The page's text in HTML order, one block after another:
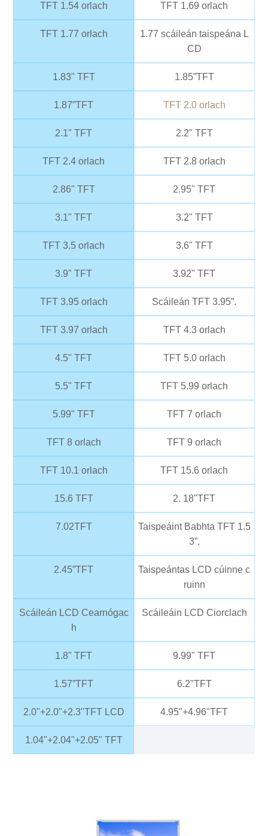
TFT 1.54 orlach TFT 1.69 orlach
TFT 1.77 orlach
1.77 scáileán taispeána L
CD
1.83" TFT 1.85”TFT
1.87”TFT TFT 2.0 orlach
2.1" TFT 2.2" TFT
TFT 2.4 orlach TFT 2.8 orlach
2.86" TFT 2.95" TFT
3.1" TFT 3.2" TFT
TFT 3.5 orlach 3.6" TFT
3.9" TFT 3.92" TFT
TFT 3.95 orlach Scáileán TFT 3.95”.
TFT 3.97 orlach TFT 4.3 orlach
4.5" TFT TFT 5.0 orlach
5.5" TFT TFT 5.99 orlach
5.99" TFT TFT 7 orlach
TFT 8 orlach TFT 9 orlach
TFT 10.1 orlach TFT 15.6 orlach
15.6 TFT 2. 18"TFT
7.02TFT
Taispeáint Babhta TFT 1.5
3”.
2.45”TFT
Taispeántas LCD cúinne c
ruinn
Scáileán LCD Cearnógac
h
Scáileáin LCD Ciorclach
1.8" TFT 9.99" TFT
1.57”TFT 6.2"TFT
2.0"+2.0"+2.3"TFT LCD 4.95"+4.96"TFT
1.04"+2.04"+2.05" TFT